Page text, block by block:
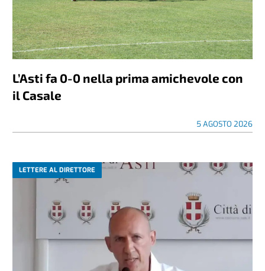
L’Asti fa 0-0 nella prima amichevole con
il Casale
5 AGOSTO 2026
LETTERE AL DIRETTORE